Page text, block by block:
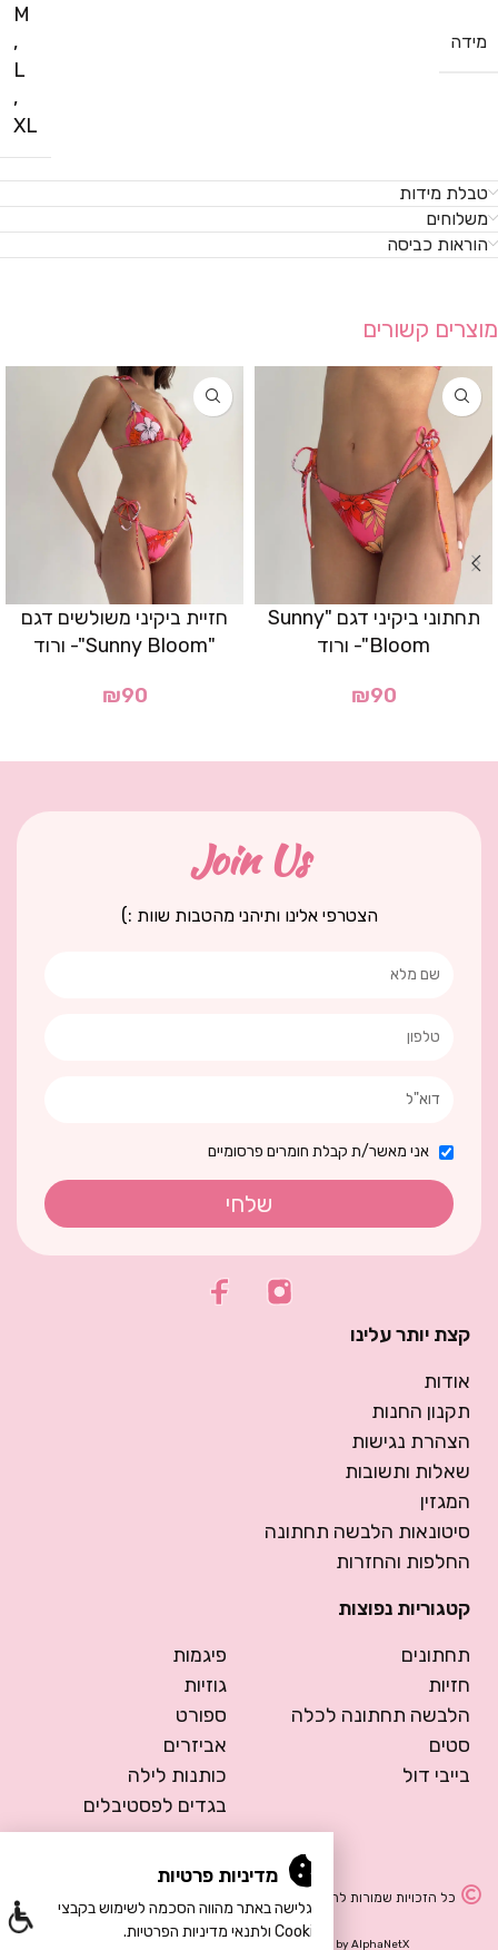
מידה
M
,
L
,
XL
טבלת מידות
משלוחים
הוראות כביסה
מוצרים קשורים
תחתוני ביקיני דגם "Sunny
Bloom"- ורוד
₪90
חזיית ביקיני משולשים דגם
"Sunny Bloom"- ורוד
₪90
Join Us
הצטרפי אלינו ותיהני מהטבות שוות :)
אני מאשר/ת קבלת חומרים פרסומיים
שלחי
קצת יותר עלינו
אודות
תקנון החנות
הצהרת נגישות
שאלות ותשובות
המגזין
סיטונאות הלבשה תחתונה
החלפות והחזרות
קטגוריות נפוצות
תחתונים
חזיות
הלבשה תחתונה לכלה
סטים
בייבי דול
פיגמות
גוזיות
ספורט
אביזרים
כותנות לילה
בגדים לפסטיבלים
כל הזכויות שמורות להרמוסה – הלבשה תחתונה
Development byAlphaNetX
מדיניות פרטיות
הגלישה באתר מהווה הסכמה לשימוש בקבצי
Cookie ולתנאי מדיניות הפרטיות.